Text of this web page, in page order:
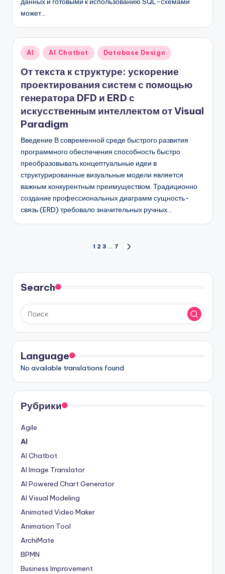
может…
Опубликовано
AI AI Chatbot Database Design
От текста к структуре: ускорение
проектирования систем с помощью
генератора DFD и ERD с
искусственным интеллектом от Visual
Paradigm
Введение В современной среде быстрого развития
программного обеспечения способность быстро
преобразовывать концептуальные идеи в
структурированные визуальные модели является
важным конкурентным преимуществом. Традиционно
создание профессиональных диаграмм сущность-
связь (ERD) требовало значительных ручных…
записей
1 2 3 … 7
Search
Language
No available translations found
Рубрики
Agile
AI
AI Chatbot
AI Image Translator
AI Powered Chart Generator
AI Visual Modeling
Animated Video Maker
Animation Tool
ArchiMate
BPMN
Business Improvement